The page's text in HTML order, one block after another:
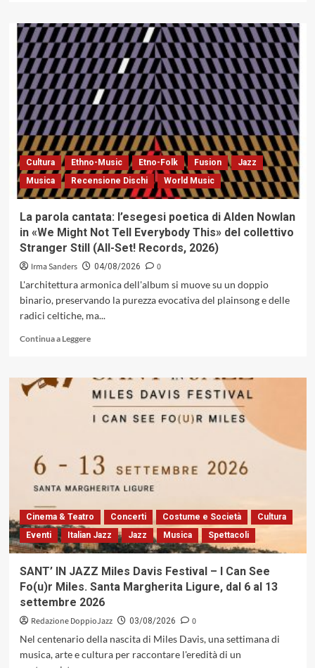
su
«Platanus»:
l’entropia
del
silenzio
nella
post-
improvvisazione
elettroacustica
nordamericana
Cultura Ethno-Music Etno-Folk Fusion
Jazz
Musica
Recensione Dischi World Music
La parola cantata: l’esegesi poetica di Alden Nowlan
in «We Might Not Tell Everybody This» del collettivo
Stranger Still (All-Set! Records, 2026)
Irma Sanders 04/08/2026
0
L'architettura armonica dell'album si muove su un doppio
binario, preservando la purezza evocativa del plainsong e delle
radici celtiche, ma...
Continua a LeggereLeggi
su
La
parola
cantata:
di
Alden
Nowlan
«We
Might
Not
Tell
This»
del
collettivo
Stranger
(All-
Set!
Cinema & Teatro Concerti Costume e Società
Cultura
Eventi
Italian Jazz Jazz Musica Spettacoli
SANT’ IN JAZZ Miles Davis Festival – I Can See
Fo(u)r Miles. Santa Margherita Ligure, dal 6 al 13
settembre 2026
Redazione DoppioJazz 03/08/2026
0
Nel centenario della nascita di Miles Davis, una settimana di
musica, arte e cultura per raccontare l'eredità di un